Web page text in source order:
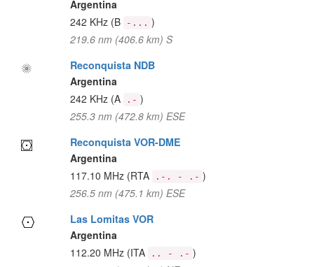
Argentina
242 KHz (B -... )
219.6 nm (406.6 km) S
Reconquista NDB
Argentina
242 KHz (A .- )
255.3 nm (472.8 km) ESE
Reconquista VOR-DME
Argentina
117.10 MHz (RTA .-. - .- )
256.5 nm (475.1 km) ESE
Las Lomitas VOR
Argentina
112.20 MHz (ITA .. - .- )